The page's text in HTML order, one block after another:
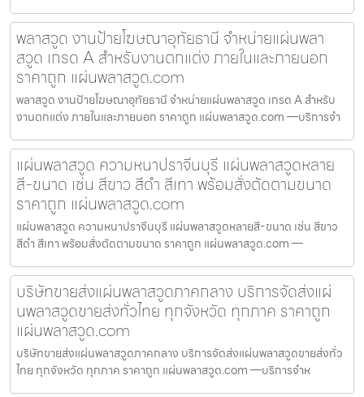
พลาสวูด งานป้ายโฆษณาอุทัยธานี จำหน่ายแผ่นพลา
สวูด เกรด A สำหรับงานตกแต่ง ภายในและภายนอก
ราคาถูก แผ่นพลาสวูด.com
พลาสวูด งานป้ายโฆษณาอุทัยธานี จำหน่ายแผ่นพลาสวูด เกรด A สำหรับ
งานตกแต่ง ภายในและภายนอก ราคาถูก แผ่นพลาสวูด.com —บริการจำ
แผ่นพลาสวูด ความหนาปราจีนบุรี แผ่นพลาสวูดหลาย
สี-ขนาด เช่น สีขาว สีดำ สีเทา พร้อมสั่งตัดตามขนาด
ราคาถูก แผ่นพลาสวูด.com
แผ่นพลาสวูด ความหนาปราจีนบุรี แผ่นพลาสวูดหลายสี-ขนาด เช่น สีขาว
สีดำ สีเทา พร้อมสั่งตัดตามขนาด ราคาถูก แผ่นพลาสวูด.com —
บริษัทขายส่งแผ่นพลาสวูดภาคกลาง บริการจัดส่งแผ่
นพลาสวูดขายส่งทั่วไทย ทุกจังหวัด ทุกภาค ราคาถูก
แผ่นพลาสวูด.com
บริษัทขายส่งแผ่นพลาสวูดภาคกลาง บริการจัดส่งแผ่นพลาสวูดขายส่งทั่ว
ไทย ทุกจังหวัด ทุกภาค ราคาถูก แผ่นพลาสวูด.com —บริการจำห